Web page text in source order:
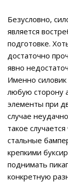
Безусловно,
является
подготовке.
достаточно
явно
Именно
любую сторону
элементы при
случае
такое
стальные
крепкими
поднимать
конкретную